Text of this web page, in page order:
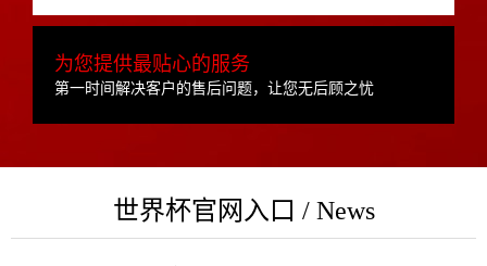
为您提供最贴心的服务
第一时间解决客户的售后问题，让您无后顾之忧
世界杯官网入口 / News